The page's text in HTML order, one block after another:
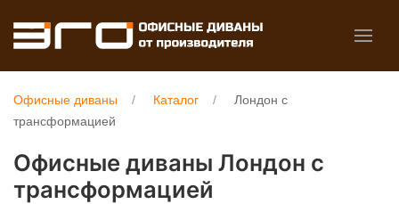
Офисные диваны Каталог
Лондон с
трансформацией
Офисные диваны Лондон с
трансформацией